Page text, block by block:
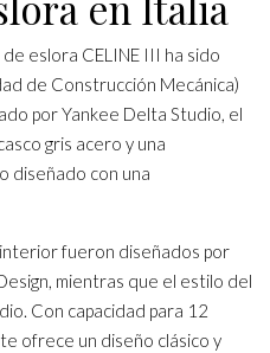
eslora CELINE III ha sido
de Construcción Mecánica)
por Yankee Delta Studio, el
gris acero y una
diseñado con una
fueron diseñados por
mientras que el estilo del
Con capacidad para 12
ofrece un diseño clásico y